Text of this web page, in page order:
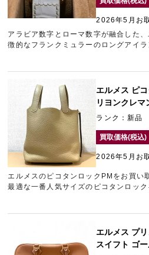
2026年5月お
アラビア数字とローマ数字が融合した
徴的なフランクミュラーのロングアイ
た。中古市場でも珍しいモデルでした
みくださいませ。
エルメス ピ
リヨンクレ
ランク：新品
買取価格(税込)
2026年5月お
エルメスのピコタンロックPMをお買い
最適な一番人気サイズのピコタンロッ
いただけたため、しっかりとした査定
高価買取なら三宮エリアのブランド買
エルメス プ
スイフト ゴ